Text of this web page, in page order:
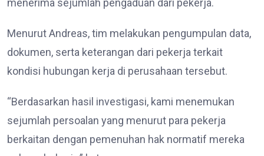
menerima sejumlah pengaduan dari pekerja.
Menurut Andreas, tim melakukan pengumpulan data,
dokumen, serta keterangan dari pekerja terkait
kondisi hubungan kerja di perusahaan tersebut.
“Berdasarkan hasil investigasi, kami menemukan
sejumlah persoalan yang menurut para pekerja
berkaitan dengan pemenuhan hak normatif mereka